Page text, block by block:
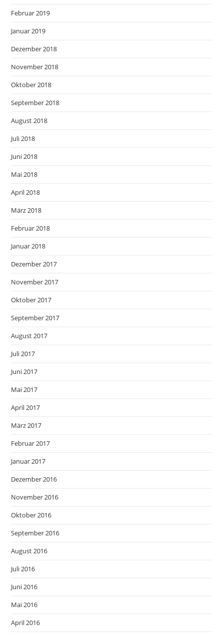
Februar 2019
Januar 2019
Dezember 2018
November 2018
Oktober 2018
September 2018
August 2018
Juli 2018
Juni 2018
Mai 2018
April 2018
März 2018
Februar 2018
Januar 2018
Dezember 2017
November 2017
Oktober 2017
September 2017
August 2017
Juli 2017
Juni 2017
Mai 2017
April 2017
März 2017
Februar 2017
Januar 2017
Dezember 2016
November 2016
Oktober 2016
September 2016
August 2016
Juli 2016
Juni 2016
Mai 2016
April 2016